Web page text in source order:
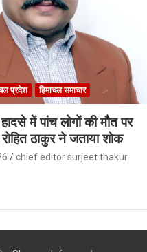
प्रदेश हिमाचल समाचार
में पांच लोगों की मौत पर
रोहित ठाकुर ने जताया शोक
chief editor surjeet thakur